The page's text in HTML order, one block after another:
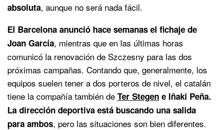
absoluta, aunque no será nada fácil.
El Barcelona anunció hace semanas el fichaje de
Joan García, mientras que en las últimas horas
comunicó la renovación de Szczesny para las dos
próximas campañas. Contando que, generalmente, los
equipos suelen tener a dos porteros de nivel, el catalán
tiene la compañía también de Ter Stegen e Iñaki Peña.
La dirección deportiva está buscando una salida
para ambos, pero las situaciones son bien diferentes.